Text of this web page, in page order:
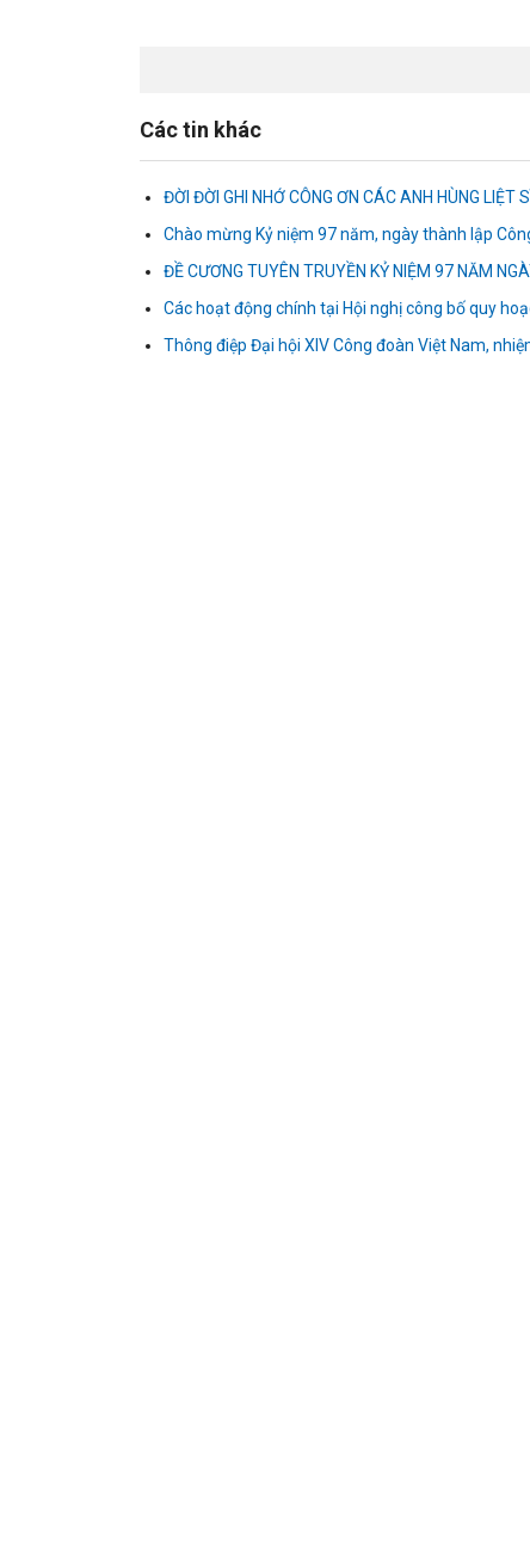
Các tin khác
ĐỜI ĐỜI GHI NHỚ CÔNG ƠN CÁC ANH HÙNG LIỆT
Chào mừng Kỷ niệm 97 năm, ngày thành lập
ĐỀ CƯƠNG TUYÊN TRUYỀN KỶ NIỆM 97 NĂM
Các hoạt động chính tại Hội nghị công bố quy
Thông điệp Đại hội XIV Công đoàn Việt Nam,